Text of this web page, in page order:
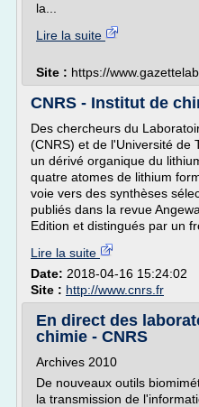
la...
Lire la suite
Site : https://
CNRS - Institut de
Des chercheurs du
(CNRS) et de l'Université de
un dérivé organique du
quatre atomes de lithium
voie vers des synthèses
publiés dans la revue
Edition et distingués par un
Lire la suite
Date: 2018-04-16 15:24:02
Site : http://www.cnrs.fr
En direct des
chimie - CNRS
Archives 2010
De nouveaux outils
la transmission de